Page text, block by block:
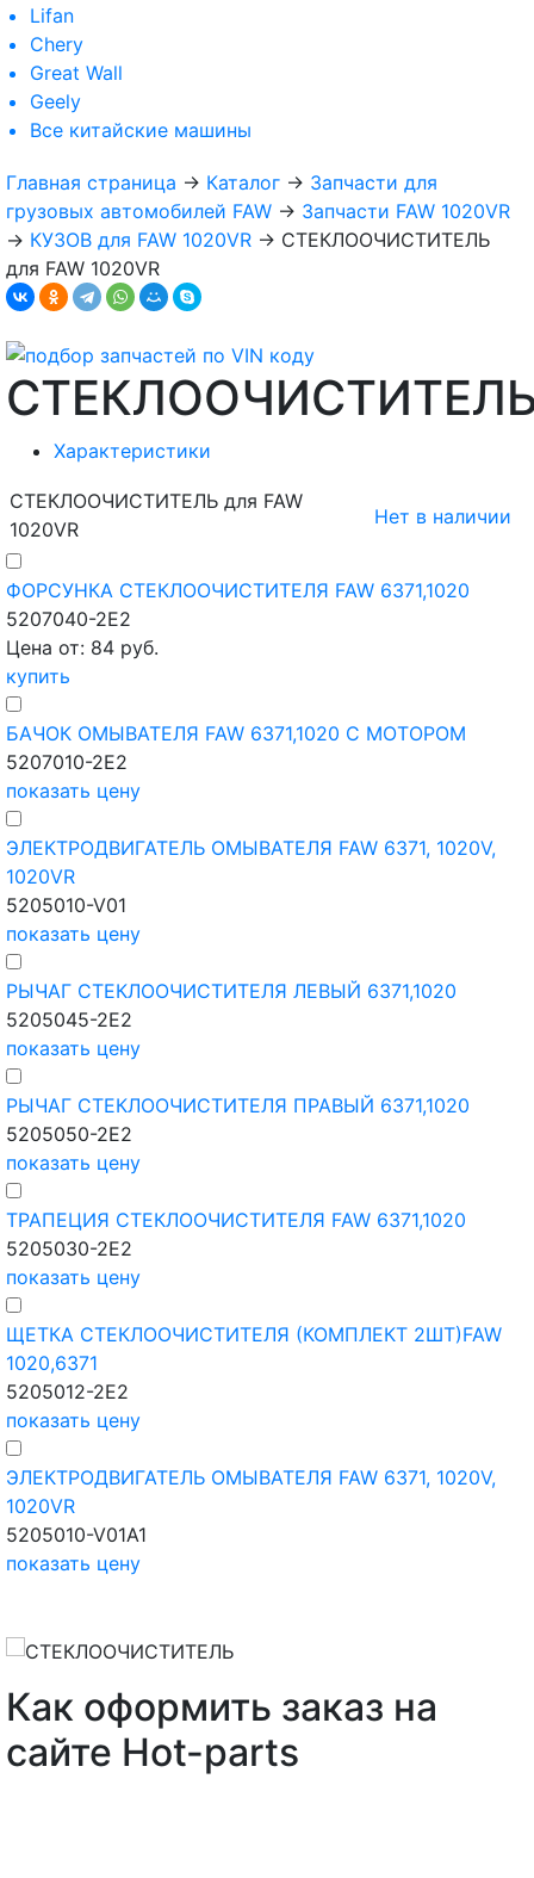
Lifan
Chery
Great Wall
Geely
Все китайские машины
Главная страница → Каталог → Запчасти для
грузовых автомобилей FAW → Запчасти FAW 1020VR
→ КУЗОВ для FAW 1020VR → СТЕКЛООЧИСТИТЕЛЬ
для FAW 1020VR
Характеристики
СТЕКЛООЧИСТИТЕЛЬ для FAW
1020VR
Нет в наличии
ФОРСУНКА СТЕКЛООЧИСТИТЕЛЯ FAW 6371,1020
5207040-2E2
Цена от: 84 руб.
купить
БАЧОК ОМЫВАТЕЛЯ FAW 6371,1020 С МОТОРОМ
5207010-2E2
показать цену
ЭЛЕКТРОДВИГАТЕЛЬ ОМЫВАТЕЛЯ FAW 6371, 1020V,
1020VR
5205010-V01
показать цену
РЫЧАГ СТЕКЛООЧИСТИТЕЛЯ ЛЕВЫЙ 6371,1020
5205045-2E2
показать цену
РЫЧАГ СТЕКЛООЧИСТИТЕЛЯ ПРАВЫЙ 6371,1020
5205050-2E2
показать цену
ТРАПЕЦИЯ СТЕКЛООЧИСТИТЕЛЯ FAW 6371,1020
5205030-2E2
показать цену
ЩЕТКА СТЕКЛООЧИСТИТЕЛЯ (КОМПЛЕКТ 2ШТ)FAW
1020,6371
5205012-2E2
показать цену
ЭЛЕКТРОДВИГАТЕЛЬ ОМЫВАТЕЛЯ FAW 6371, 1020V,
1020VR
5205010-V01A1
показать цену
Как оформить заказ на
сайте Hot-parts